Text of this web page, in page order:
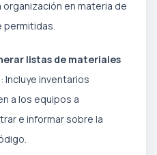
en materia de
permitidas.
listas de materiales
: Incluye inventarios
a los equipos a
e informar sobre la